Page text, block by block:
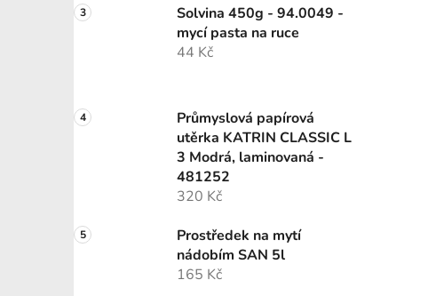
Solvina 450g - 94.0049 -
mycí pasta na ruce
44 Kč
Průmyslová papírová
utěrka KATRIN CLASSIC L
3 Modrá, laminovaná -
481252
320 Kč
Prostředek na mytí
nádobím SAN 5l
165 Kč